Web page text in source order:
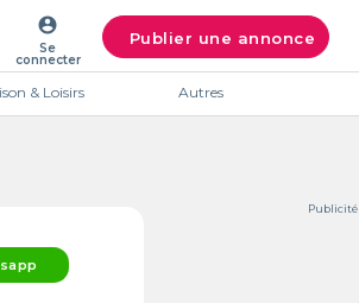
account_circle
Se
connecter
Publier une annonce
& Loisirs Autres
Publicité